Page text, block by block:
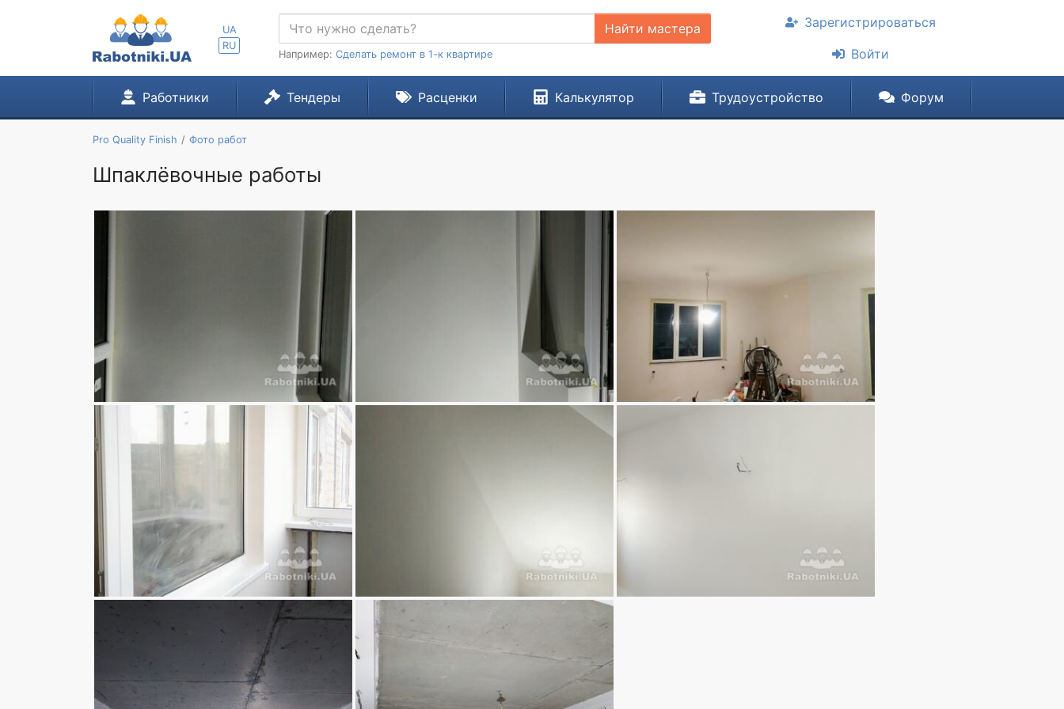
UA
RU
Найти мастера
Например: Сделать ремонт в 1-к квартире
Зарегистрироваться
Войти
Работники Тендеры Расценки Калькулятор Трудоустройство Форум
Pro Quality Finish Фото работ
Шпаклёвочные работы